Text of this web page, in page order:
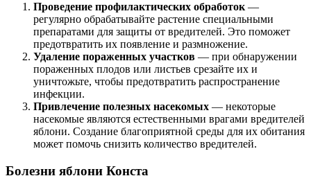
Проведение профилактических обработок —
регулярно обрабатывайте растение специальными
препаратами для защиты от вредителей. Это поможет
предотвратить их появление и размножение.
Удаление пораженных участков — при обнаружении
пораженных плодов или листьев срезайте их и
уничтожьте, чтобы предотвратить распространение
инфекции.
Привлечение полезных насекомых — некоторые
насекомые являются естественными врагами вредителей
яблони. Создание благоприятной среды для их обитания
может помочь снизить количество вредителей.
Болезни яблони Конста